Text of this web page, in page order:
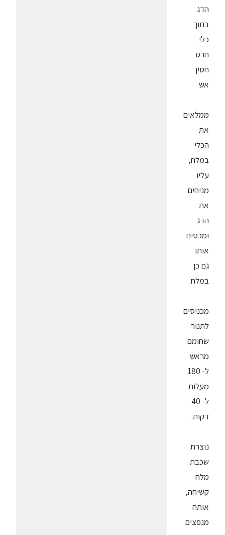
הדג
בתוך
כלי
חרס
חסין
אש.
ממלאים
את
הכלי
במלח,
עליו
מניחים
את
הדג
ומכסים
אותו
גם כן
במלח.
מכניסים
לתנור
שחומם
מראש
ל- 180
מעלות
ל- 40
דקות.
נוצרת
שכבת
מלח
קשיחה,
אותה
מנפצים